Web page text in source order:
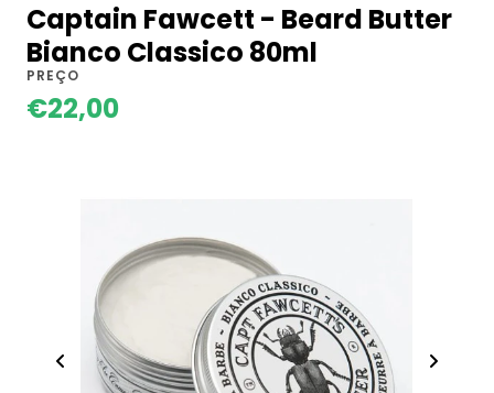
Captain Fawcett - Beard Butter
Bianco Classico 80ml
PREÇO
€22,00